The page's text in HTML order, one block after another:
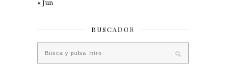
« Jun
BUSCADOR